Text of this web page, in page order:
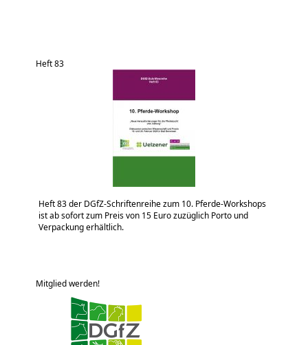
Heft 83
Heft 83 der DGfZ-Schriftenreihe zum 10. Pferde-Workshops
ist ab sofort zum Preis von 15 Euro zuzüglich Porto und
Verpackung erhältlich.
Mitglied werden!